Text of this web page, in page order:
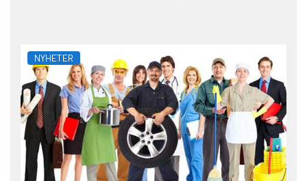
NYHETER